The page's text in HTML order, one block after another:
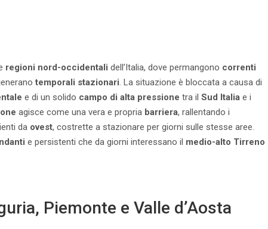
regioni nord-occidentali dell’Italia, dove permangono correnti
temporali stazionari. La situazione è bloccata a causa di
e di un solido campo di alta pressione tra il Sud Italia e i
agisce come una vera e propria barriera, rallentando i
da ovest, costrette a stazionare per giorni sulle stesse aree.
e persistenti che da giorni interessano il medio-alto Tirreno
Piemonte e Valle d’Aosta